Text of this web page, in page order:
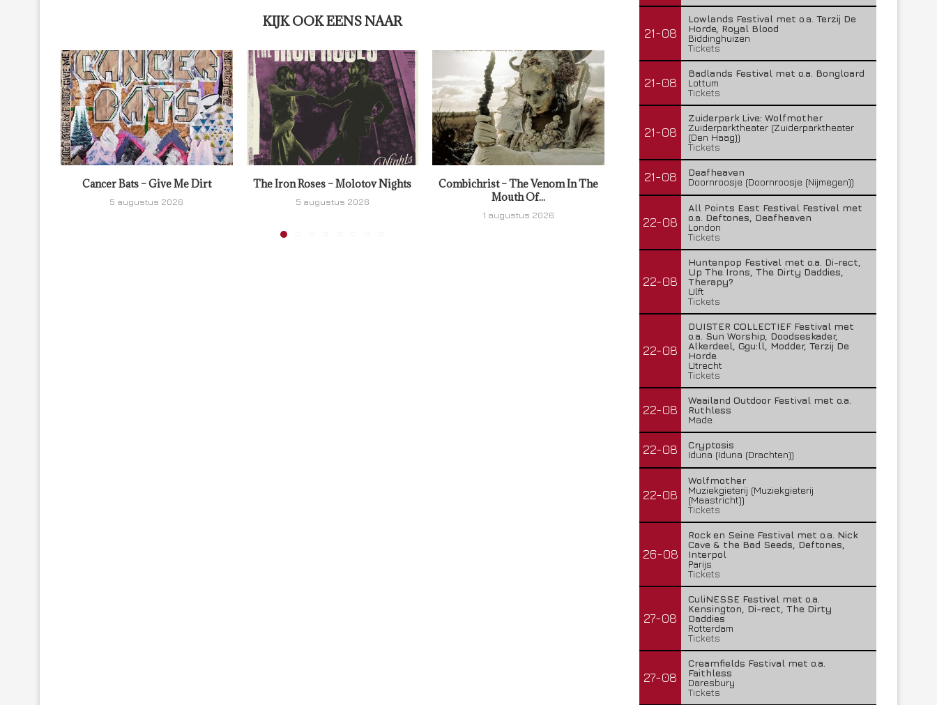
KIJK OOK EENS NAAR
Cancer Bats – Give Me Dirt
5 augustus 2026
The Iron Roses – Molotov Nights
5 augustus 2026
Combichrist – The Venom In The
Mouth Of...
1 augustus 2026
Lunatic Soul – Transition II Boneripper – Radiant In
21-08
Lowlands Festival met o.a. Terzij De
Horde, Royal Blood
Biddinghuizen
Tickets
21-08
Badlands Festival met o.a. Bongloard
Lottum
Tickets
21-08
Zuiderpark Live: Wolfmother
Zuiderparktheater (Zuiderparktheater
(Den Haag))
Tickets
21-08
Deafheaven
Doornroosje (Doornroosje (Nijmegen))
22-08
All Points East Festival Festival met
o.a. Deftones, Deafheaven
London
Tickets
22-08
Huntenpop Festival met o.a. Di-rect,
Up The Irons, The Dirty Daddies,
Therapy?
Ulft
Tickets
22-08
DUISTER COLLECTIEF Festival met
o.a. Sun Worship, Doodseskader,
Alkerdeel, Ggu:ll, Modder, Terzij De
Horde
Utrecht
Tickets
22-08
Waailand Outdoor Festival met o.a.
Ruthless
Made
22-08
Cryptosis
Iduna (Iduna (Drachten))
22-08
Wolfmother
Muziekgieterij (Muziekgieterij
(Maastricht))
Tickets
26-08
Rock en Seine Festival met o.a. Nick
Cave & the Bad Seeds, Deftones,
Interpol
Parijs
Tickets
27-08
CuliNESSE Festival met o.a.
Kensington, Di-rect, The Dirty
Daddies
Rotterdam
Tickets
27-08
Creamfields Festival met o.a.
Faithless
Daresbury
Tickets